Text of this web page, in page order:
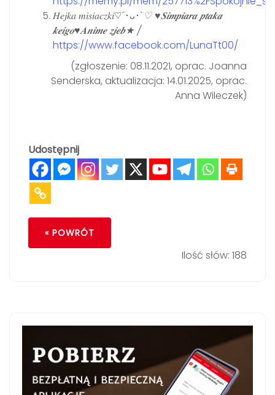
𝐻𝑒𝑗𝑘𝑎 𝑚𝑖𝑠𝑖𝑎𝑐𝑧𝑘𝑖♡´･ᴗ･`♡ ♥︎𝑺𝒊𝒎𝒑𝒊𝒂𝒓𝒂 𝒑𝒕𝒂𝒌𝒂
𝒌𝒆𝒊𝒈𝒐♥︎𝑨𝒏𝒊𝒎𝒆 𝒛𝒋𝒆𝒃★ /
https://www.facebook.com/LunaTt00/
(zgłoszenie: 08.11.2021, oprac. Joanna
Senderska, aktualizacja: 14.01.2025, oprac.
Anna Wileczek)
Udostępnij
« POWRÓT
Ilość słów: 188